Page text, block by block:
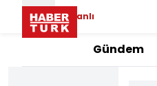
Canlı
Gündem